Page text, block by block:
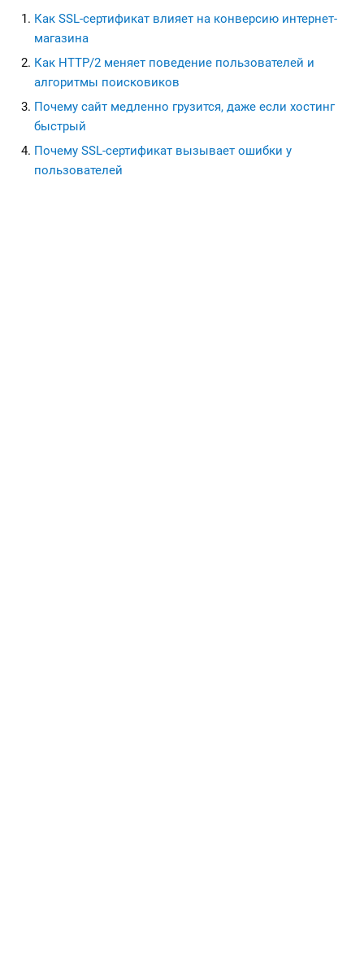
Как SSL-сертификат влияет на конверсию интернет-
магазина
Как HTTP/2 меняет поведение пользователей и
алгоритмы поисковиков
Почему сайт медленно грузится, даже если хостинг
быстрый
Почему SSL-сертификат вызывает ошибки у
пользователей